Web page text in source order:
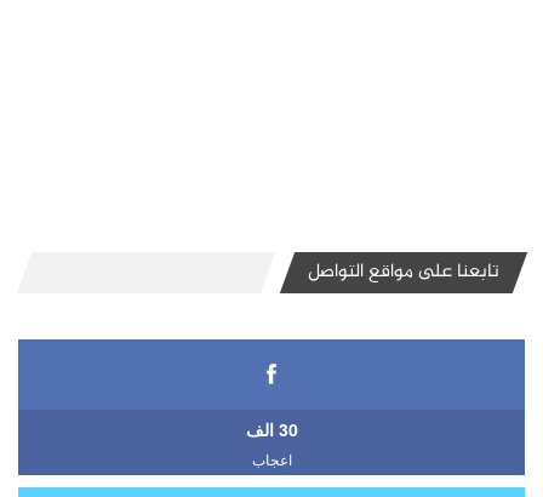
تابعنا على مواقع التواصل
30 الف
اعجاب